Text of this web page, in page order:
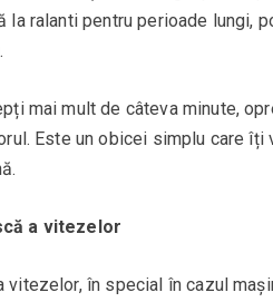
la ralanti pentru perioade lungi,
mai mult de câteva minute,
Este un obicei simplu care
a vitezelor
vitezelor, în special în cazul